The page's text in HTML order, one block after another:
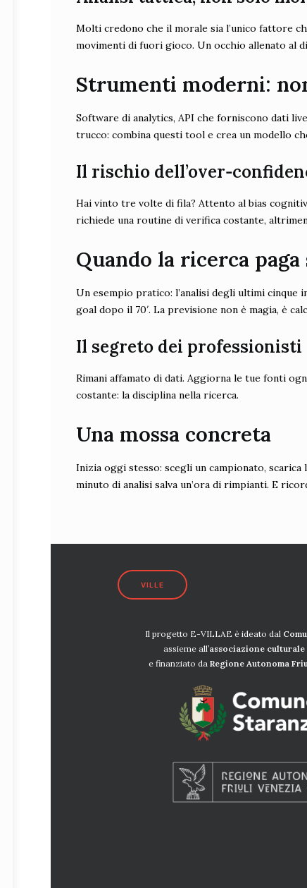
Molti credono che il morale sia l’unico fattore
movimenti di fuori gioco. Un occhio allenato al
Strumenti moderni:
Software di analytics, API che forniscono dati
trucco: combina questi tool e crea un modello
Il rischio
Hai vinto tre volte di fila? Attento al bias
richiede una routine di verifica costante,
Quando la ricerca paga
Un esempio pratico: l’analisi degli ultimi cinque
goal dopo il 70′. La previsione non è magia, è
Il segreto dei professionisti
Rimani affamato di dati. Aggiorna le tue fonti
costante: la disciplina nella ricerca.
Una mossa concreta
Inizia oggi stesso: scegli un campionato,
minuto di analisi salva un’ora di rimpianti. E
VILLE
Il progetto E-VILLAE è ideato dal
assieme all’associazione culturale
e finanziato da Regione Autonoma